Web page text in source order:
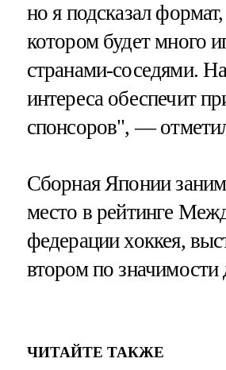
но я подсказал
котором будет много
странами-соседями.
интереса обеспечит
спонсоров", —
Сборная Японии
место в рейтинге
федерации хоккея,
втором по значимости
ЧИТАЙТЕ ТАКЖЕ